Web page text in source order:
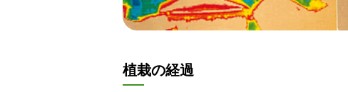
植栽の経過